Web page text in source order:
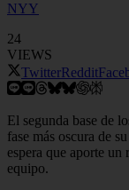
NYY
24
VIEWS
TwitterReddit
El segunda base de
fase más oscura de
espera que aporte un
equipo.